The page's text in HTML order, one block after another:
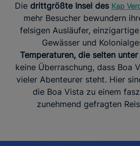
Die drittgrößte Insel des Kap
mehr Besucher bewundern
felsigen Ausläufer, einzigartige
Gewässer und
Temperaturen, die selten
keine Überraschung, dass Boa
vieler Abenteurer steht. Hier
die Boa Vista zu einem
zunehmend gefragten